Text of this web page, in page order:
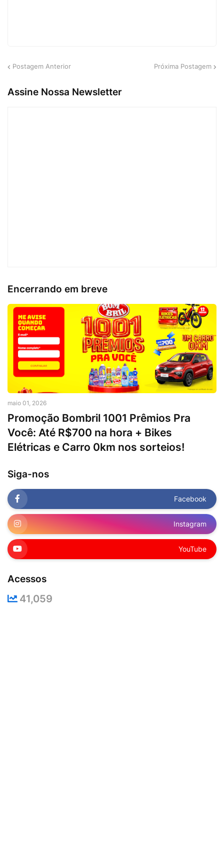
Postagem Anterior Próxima Postagem
Assine Nossa Newsletter
Encerrando em breve
maio 01, 2026
Promoção Bombril 1001 Prêmios Pra
Você: Até R$700 na hora + Bikes
Elétricas e Carro 0km nos sorteios!
Siga-nos
Facebook
Instagram
YouTube
Acessos
41,059